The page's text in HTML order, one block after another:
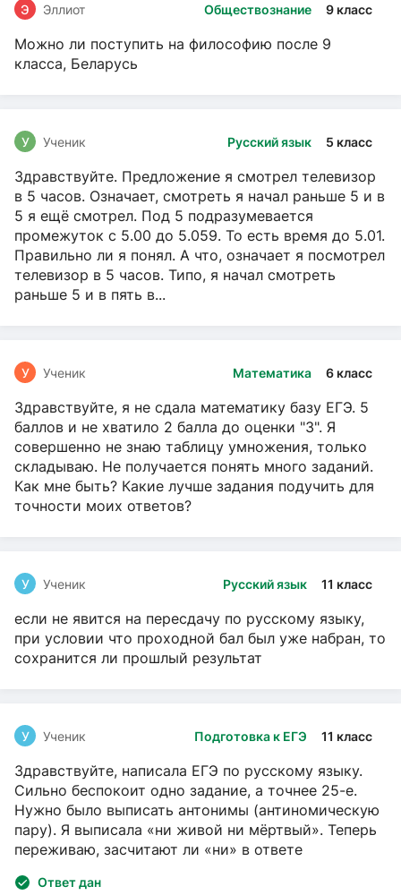
Обществознание 9 класс
Э Эллиот
Можно ли поступить на философию после 9
класса, Беларусь
Русский язык 5 класс
У Ученик
Здравствуйте. Предложение я смотрел телевизор
в 5 часов. Означает, смотреть я начал раньше 5 и в
5 я ещё смотрел. Под 5 подразумевается
промежуток с 5.00 до 5.059. То есть время до 5.01.
Правильно ли я понял. А что, означает я посмотрел
телевизор в 5 часов. Типо, я начал смотреть
раньше 5 и в пять в...
Математика 6 класс
У Ученик
Здравствуйте, я не сдала математику базу ЕГЭ. 5
баллов и не хватило 2 балла до оценки "3". Я
совершенно не знаю таблицу умножения, только
складываю. Не получается понять много заданий.
Как мне быть? Какие лучше задания подучить для
точности моих ответов?
Русский язык 11 класс
У Ученик
если не явится на пересдачу по русскому языку,
при условии что проходной бал был уже набран, то
сохранится ли прошлый результат
Подготовка к ЕГЭ 11 класс
У Ученик
Здравствуйте, написала ЕГЭ по русскому языку.
Сильно беспокоит одно задание, а точнее 25-е.
Нужно было выписать антонимы (антиномическую
пару). Я выписала «ни живой ни мёртвый». Теперь
переживаю, засчитают ли «ни» в ответе
Ответ дан